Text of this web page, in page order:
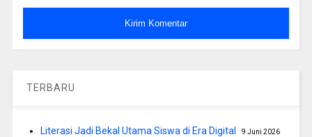
TERBARU
Literasi Jadi Bekal Utama Siswa di Era Digital 9 Juni 2026